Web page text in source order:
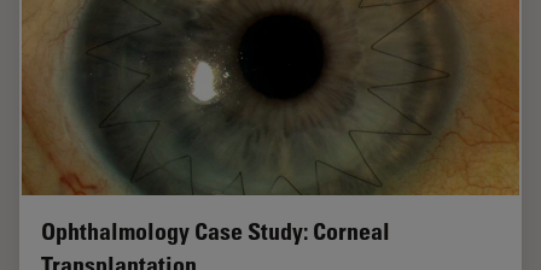
Ophthalmology Case Study: Corneal